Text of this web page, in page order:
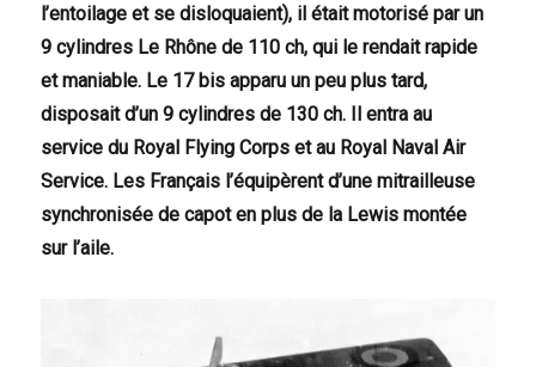
l’entoilage et se disloquaient), il était motorisé par un
9 cylindres Le Rhône de 110 ch, qui le rendait rapide
et maniable. Le 17 bis apparu un peu plus tard,
disposait d’un 9 cylindres de 130 ch. Il entra au
service du Royal Flying Corps et au Royal Naval Air
Service. Les Français l’équipèrent d’une mitrailleuse
synchronisée de capot en plus de la Lewis montée
sur l’aile.